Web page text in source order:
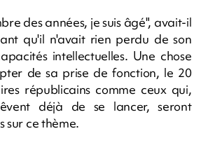
des années, je suis âgé", avait-il
qu'il n'avait rien perdu de son
intellectuelles. Une chose
de sa prise de fonction, le 20
républicains comme ceux qui,
déjà de se lancer, seront
sur ce thème.